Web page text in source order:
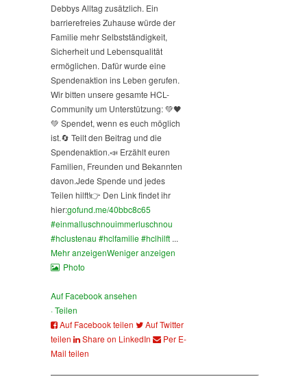
Debbys Alltag zusätzlich. Ein
barrierefreies Zuhause würde der
Familie mehr Selbstständigkeit,
Sicherheit und Lebensqualität
ermöglichen. Dafür wurde eine
Spendenaktion ins Leben gerufen.
Wir bitten unsere gesamte HCL-
Community um Unterstützung: 💚🖤
💚 Spendet, wenn es euch möglich
ist.🔄 Teilt den Beitrag und die
Spendenaktion.📣 Erzählt euren
Familien, Freunden und Bekannten
davon.Jede Spende und jedes
Teilen hilft!👉 Den Link findet ihr
hier:gofund.me/40bbc8c65
#einmalluschnouimmerluschnou
#hclustenau #hclfamilie#hclhilft ...
Mehr anzeigenWeniger anzeigen
Photo
Auf Facebook ansehen
·Teilen
Auf Facebook teilen
Auf Twitter
teilen
Share on LinkedIn
Per E-
Mail teilen